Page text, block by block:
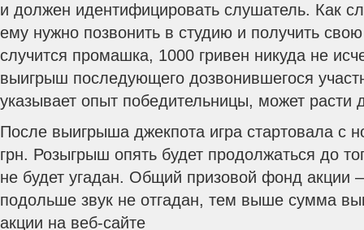
и должен идентифицировать слушатель. Как
ему нужно позвонить в студию и получить
случится промашка, 1000 гривен никуда не
выигрыш последующего дозвонившегося
указывает опыт победительницы, может расти
После выигрыша джекпота игра стартовала с
грн. Розыгрыш опять будет продолжаться до
не будет угадан. Общий призовой фонд акции
подольше звук не отгадан, тем выше сумма
акции на веб-сайте